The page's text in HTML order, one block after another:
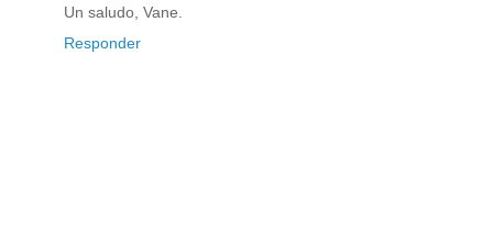
Un saludo, Vane.
Responder